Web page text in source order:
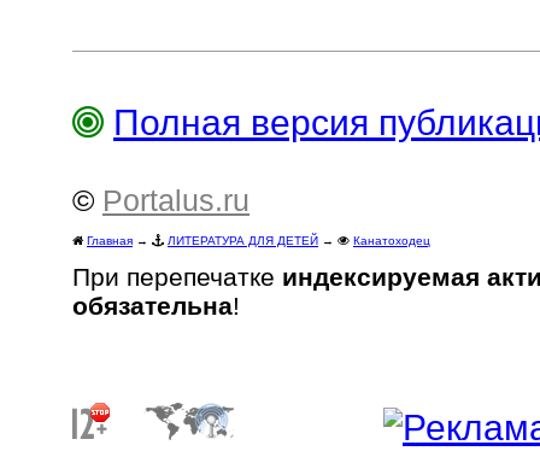
Полная версия
© Portalus.ru
Главная → ЛИТЕРАТУРА ДЛЯ ДЕТЕЙ → Канатоходец
При перепечатке индексируемая
обязательна!